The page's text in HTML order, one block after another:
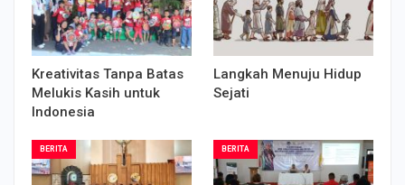
Kreativitas Tanpa Batas
Melukis Kasih untuk
Indonesia
Langkah Menuju Hidup
Sejati
BERITA BERITA